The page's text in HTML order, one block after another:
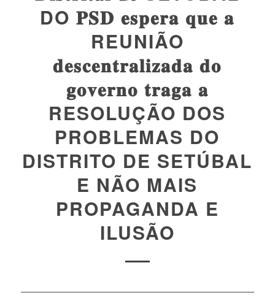
DO 𝐏𝐒𝐃 𝐞𝐬𝐩𝐞𝐫𝐚 𝐪𝐮𝐞 𝐚
REUNIÃO
𝐝𝐞𝐬𝐜𝐞𝐧𝐭𝐫𝐚𝐥𝐢𝐳𝐚𝐝𝐚 𝐝𝐨
𝐠𝐨𝐯𝐞𝐫𝐧𝐨 𝐭𝐫𝐚𝐠𝐚 𝐚
RESOLUÇÃO DOS
PROBLEMAS DO
DISTRITO DE SETÚBAL
E NÃO MAIS
PROPAGANDA E
ILUSÃO